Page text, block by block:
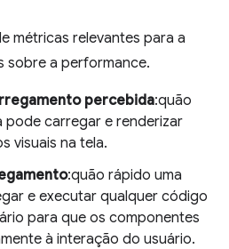
métricas relevantes para a
sobre a performance.
percebida:quão
pode carregar e renderizar
visuais na tela.
:quão rápido uma
e executar qualquer código
para que os componentes
à interação do usuário.